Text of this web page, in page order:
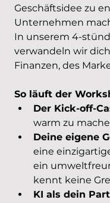
Geschäftsidee zu
Unternehmen
In unserem 4-
verwandeln wir
Finanzen, des
So läuft der
Der Kick-off-
warm zu
Deine eigene
eine
ein
kennt keine
KI als dein